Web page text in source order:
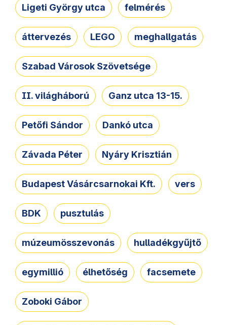
Ligeti György utca felmérés
áttervezés LEGO meghallgatás
Szabad Városok Szövetsége
II. világháború Ganz utca 13-15.
Petőfi Sándor Dankó utca
Závada Péter Nyáry Krisztián
Budapest Vásárcsarnokai Kft. vers
BDK pusztulás
múzeumösszevonás hulladékgyűjtő
egymillió élhetőség facsemete
Zoboki Gábor